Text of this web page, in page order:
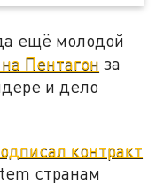
ещё молодой
Пентагон за
и дело
контракт
странам